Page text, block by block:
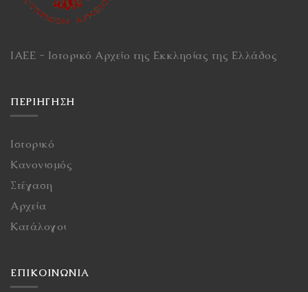
ΙΑΕΕ - Ιστορικό Αρχείο της Εκκλησίας της Ελλάδος
ΠΕΡΙΉΓΗΣΗ
Ιστορικό
Κανονισμός
Στέγαση
Αρχεία
Κατάλογοι
ΕΠΙΚΟΙΝΩΝΙΑ